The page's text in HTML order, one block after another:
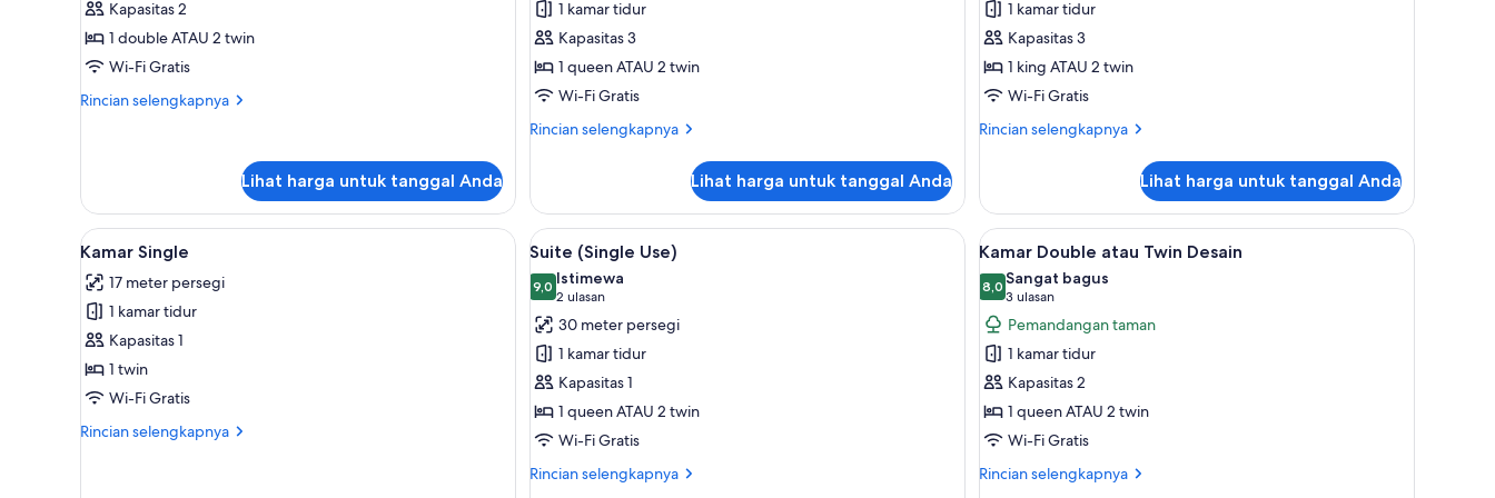
Double
untuk
1
Orang
Kapasitas 2
1 double ATAU 2 twin
Wi-Fi Gratis
Rincian selengkapnya
Rincian
Double
untuk
1
Orang
Lihat harga untuk tanggal Anda
Double
atau
Twin
1 kamar tidur
Kapasitas 3
1 queen ATAU 2 twin
Wi-Fi Gratis
Rincian selengkapnya
Rincian
Kamar
Double
atau
Twin
Lihat harga untuk tanggal Anda
1 kamar tidur
Kapasitas 3
1 king ATAU 2 twin
Wi-Fi Gratis
Rincian selengkapnya
Rincian
Suite
Lihat harga untuk tanggal Anda
Lihat
semua
foto
untuk
Kamar
Single
Kamar Single | Meja kerja, setrika/meja setrika, Wi-Fi gratis, dan seprai linen
1
Kamar Single
17 meter persegi
1 kamar tidur
Kapasitas 1
1 twin
Wi-Fi Gratis
Rincian selengkapnya
Rincian
Lihat
semua
foto
untuk
Suite
(Single
Use)
Meja kerja, setrika/meja setrika, Wi-Fi gratis, dan seprai linen
4
Suite (Single Use)
9,09,0 dari 10
Istimewa
2 ulasan
(2
ulasan)
30 meter persegi
1 kamar tidur
Kapasitas 1
1 queen ATAU 2 twin
Wi-Fi Gratis
Rincian selengkapnya
Rincian
Lihat
semua
foto
untuk
Kamar
Double
atau
Twin
Desain
Kamar Double atau Twin Desain | Meja
2
Kamar Double atau Twin Desain
8,08,0 dari 10
Sangat bagus
3 ulasan
(3
ulasan)
Pemandangan taman
1 kamar tidur
Kapasitas 2
1 queen ATAU 2 twin
Wi-Fi Gratis
Rincian selengkapnya
Rincian